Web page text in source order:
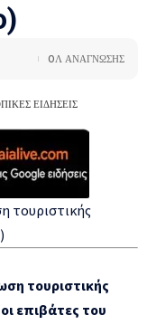
ΕΙΔΗΣΕΙΣ
0Λ ΑΝΑΓΝΩΣΗΣ
τουριστικής
τουριστικής
επιβάτες του